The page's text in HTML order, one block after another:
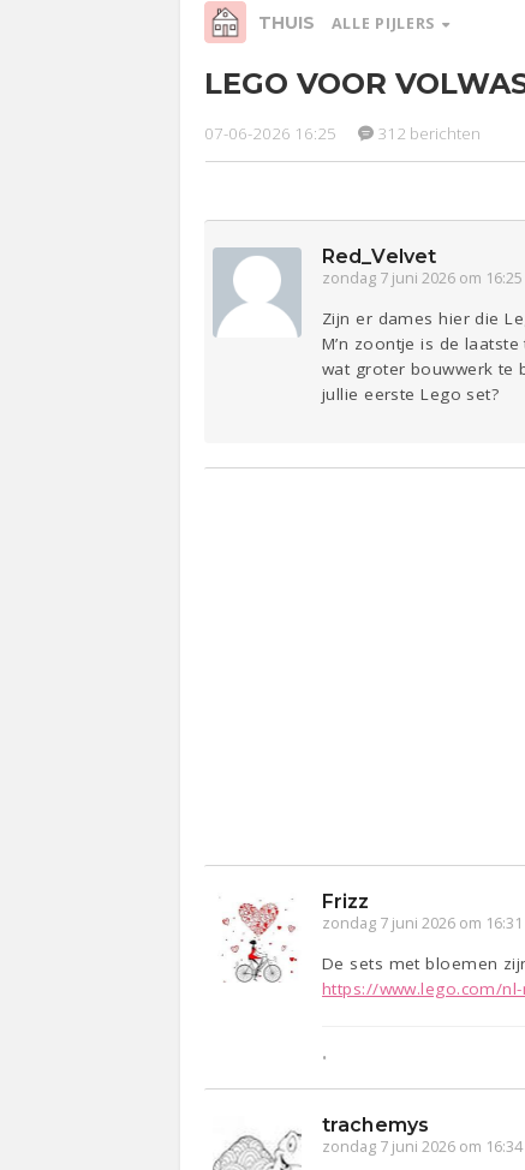
THUIS ALLE PIJLERS
Entertainment
Sport
LEGO VOOR
07-06-2026 16:25 312 berichten
Red_Velvet
zondag 7 juni 2026 om 16:25
Zijn er dames hier die
M’n zoontje is de
wat groter bouwwerk te
jullie eerste Lego set?
Frizz
zondag 7 juni 2026 om 16:31
De sets met bloemen
https://www.lego.com/
•
trachemys
zondag 7 juni 2026 om 16:34